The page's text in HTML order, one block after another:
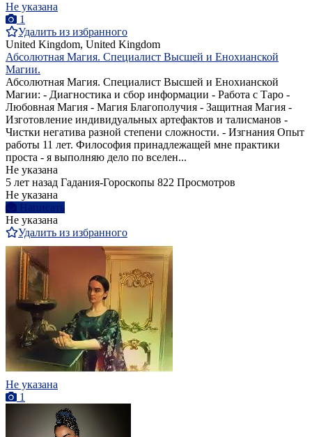
Не указана
1
Удалить из избранного
United Kingdom, United Kingdom
Абсолютная Магия. Специалист Высшей и Енохианской
Магии.
Абсолютная Магия. Специалист Высшей и Енохианской
Магии: - Диагностика и сбор информации - Работа с Таро -
Любовная Магия - Магия Благополучия - Защитная Магия -
Изготовление индивидуальных артефактов и талисманов -
Чистки негатива разной степени сложности. - Изгнания Опыт
работы 11 лет. Философия принадлежащей мне практики
проста - я выполняю дело по вселен...
Не указана
5 лет назад Гадания-Гороскопы 822 Просмотров
Не указана
Написать
Не указана
Удалить из избранного
Не указана
1